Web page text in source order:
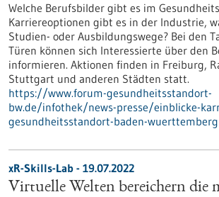
Welche Berufsbilder gibt es im
Karriereoptionen gibt es in der Industrie,
Studien- oder Ausbildungswege? Bei den
Türen können sich Interessierte über den
informieren. Aktionen finden in Freiburg,
Stuttgart und anderen Städten statt.
https://www.forum-gesundheitsstandort-
bw.de/infothek/news-presse/einblicke-
gesundheitsstandort-baden-wuerttemberg
xR-Skills-Lab - 19.07.2022
Virtuelle Welten bereichern die